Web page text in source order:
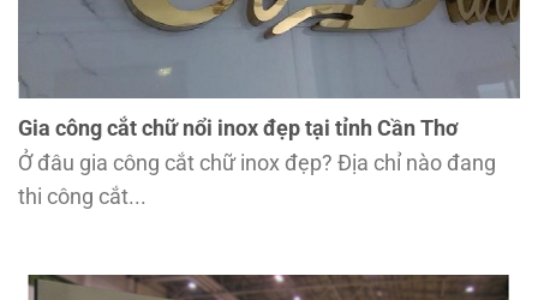
Gia công cắt chữ nổi inox đẹp tại tỉnh Cần Thơ
Ở đâu gia công cắt chữ inox đẹp? Địa chỉ nào đang
thi công cắt...